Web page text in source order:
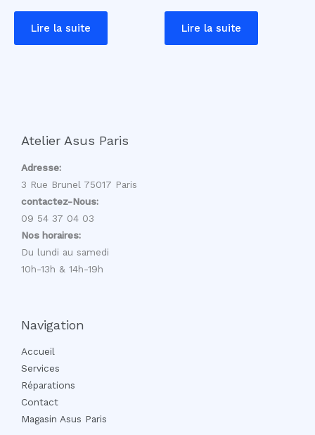
Lire la suite Lire la suite
Atelier Asus Paris
Adresse:
3 Rue Brunel 75017 Paris
contactez-Nous:
09 54 37 04 03
Nos horaires:
Du lundi au samedi
10h-13h & 14h-19h
Navigation
Accueil
Services
Réparations
Contact
Magasin Asus Paris